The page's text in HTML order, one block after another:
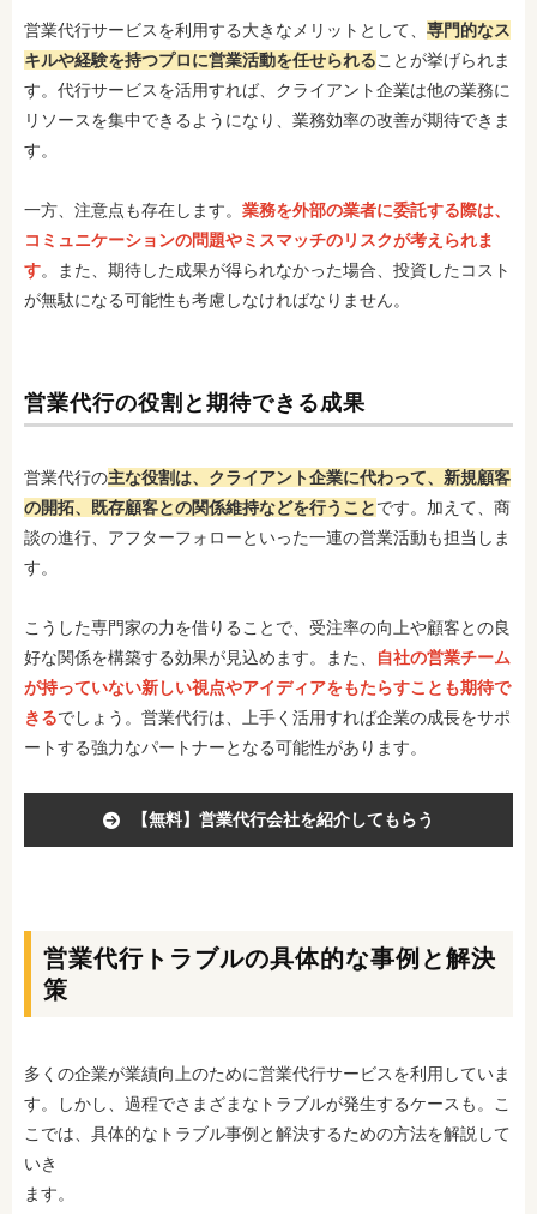
営業代行サービスを利用する大きなメリットとして、 専門的なス
キルや経験を持つプロに営業活動を任せられることが挙げられま
す。代行サービスを活用すれば、クライアント企業は他の業務に
リソースを集中できるようになり、業務効率の改善が期待できま
す。
一方、注意点も存在します。 業務を外部の業者に委託する際は、
コミュニケーションの問題やミスマッチのリスクが考えられま
す。また、期待した成果が得られなかった場合、投資したコスト
が無駄になる可能性も考慮しなければなりません。
営業代行の役割と期待できる成果
営業代行の主な役割は、クライアント企業に代わって、新規顧客
の開拓、既存顧客との関係維持などを行うことです。加えて、商
談の進行、アフターフォローといった一連の営業活動も担当しま
す。
こうした専門家の力を借りることで、受注率の向上や顧客との良
好な関係を構築する効果が見込めます。また、
自社の営業チーム
が持っていない新しい視点やアイディアをもたらすことも期待で
きるでしょう。営業代行は、上手く活用すれば企業の成長をサポ
ートする強力なパートナーとなる可能性があります。
【無料】営業代行会社を紹介してもらう
営業代行トラブルの具体的な事例と解決
策
多くの企業が業績向上のために営業代行サービスを利用していま
す。しかし、過程でさまざまなトラブルが発生するケースも。こ
こでは、具体的なトラブル事例と解決するための方法を解説して
いき
ます。